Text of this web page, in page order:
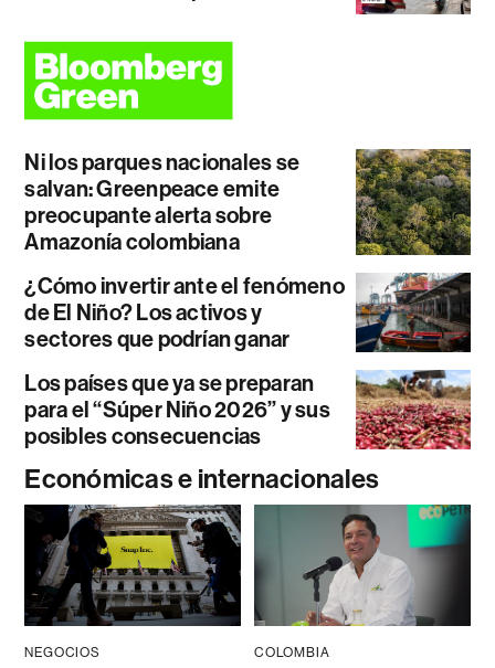
Ni los parques nacionales se
salvan: Greenpeace emite
preocupante alerta sobre
Amazonía colombiana
¿Cómo invertir ante el fenómeno
de El Niño? Los activos y
sectores que podrían ganar
Los países que ya se preparan
para el “Súper Niño 2026” y sus
posibles consecuencias
Económicas e internacionales
NEGOCIOS COLOMBIA